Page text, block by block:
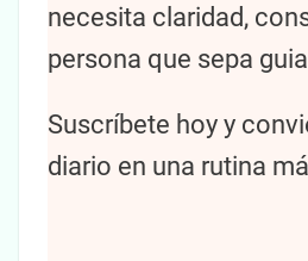
necesita claridad,
persona que sepa
Suscríbete hoy y
diario en una rutina